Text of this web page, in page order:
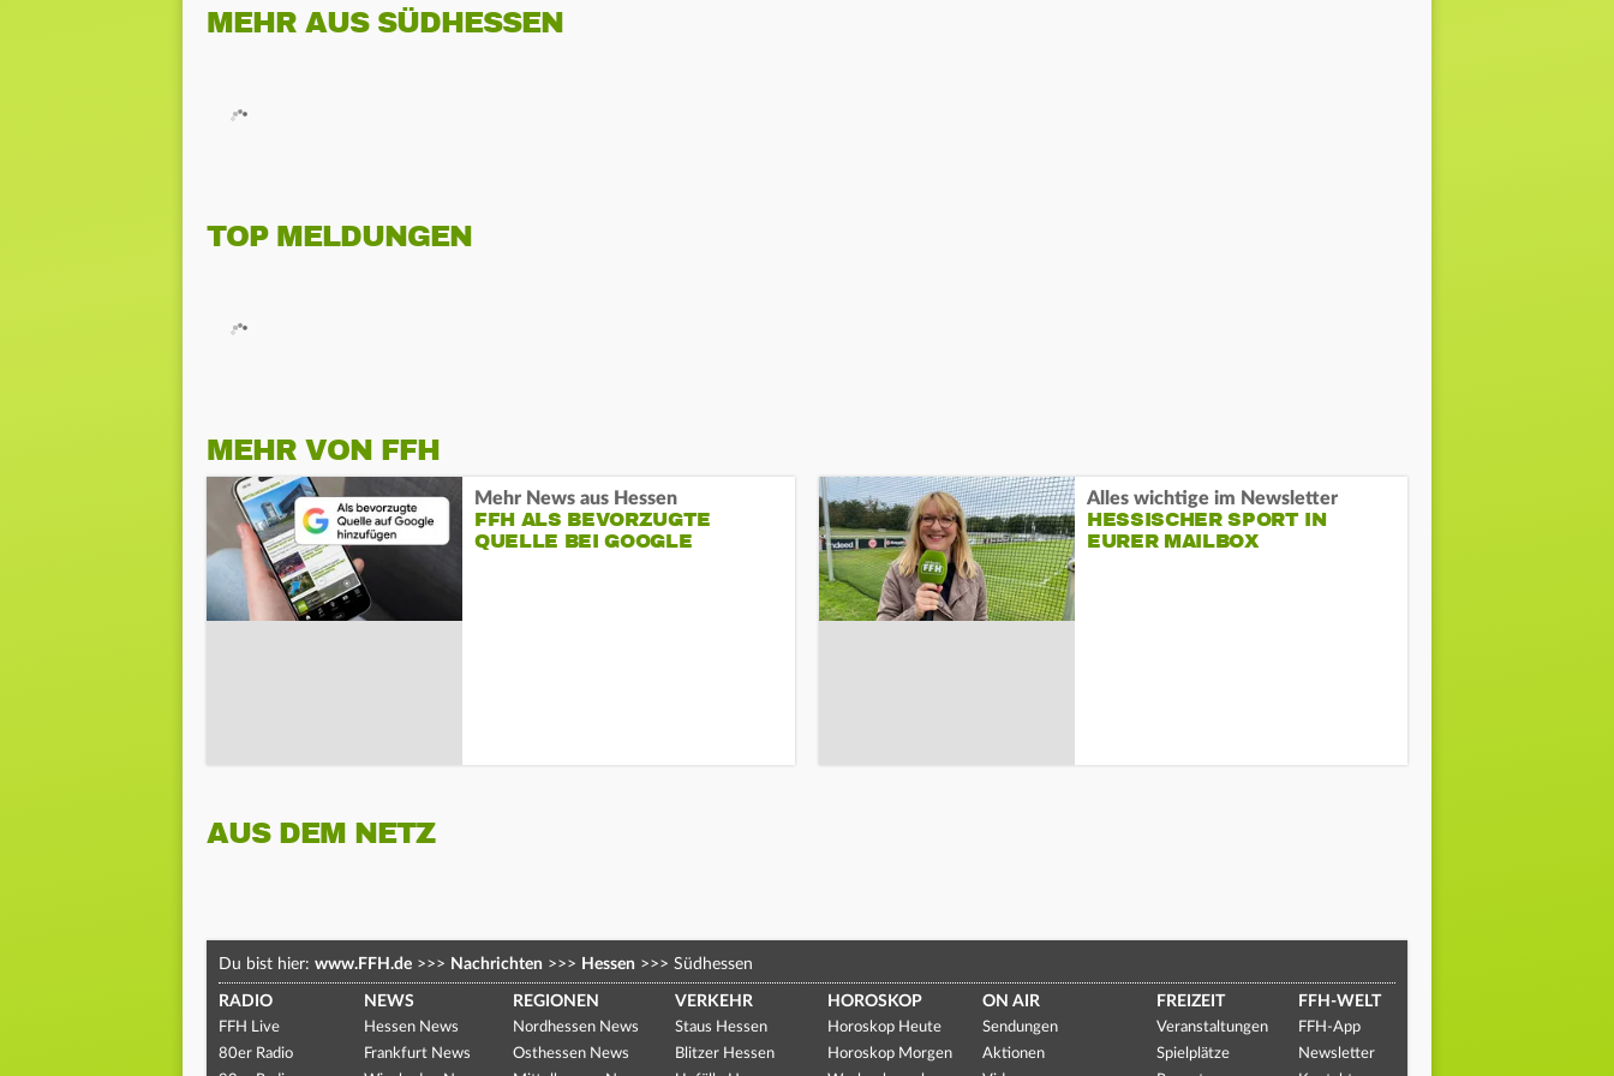
MEHR AUS SÜDHESSEN
TOP MELDUNGEN
MEHR VON FFH
Mehr News aus Hessen
FFH ALS BEVORZUGTE
QUELLE BEI GOOGLE
Alles wichtige im Newsletter
HESSISCHER SPORT IN
EURER MAILBOX
AUS DEM NETZ
Du bist hier: www.FFH.de >>> Nachrichten >>> Hessen >>> Südhessen
RADIO
FFH Live
80er Radio
NEWS
Hessen News
Frankfurt News
REGIONEN
Nordhessen News
Osthessen News
VERKEHR
Staus Hessen
Blitzer Hessen
HOROSKOP
Horoskop Heute
Horoskop Morgen
ON AIR
Sendungen
Aktionen
FREIZEIT
Veranstaltungen
Spielplätze
FFH-WELT
FFH-App
Newsletter